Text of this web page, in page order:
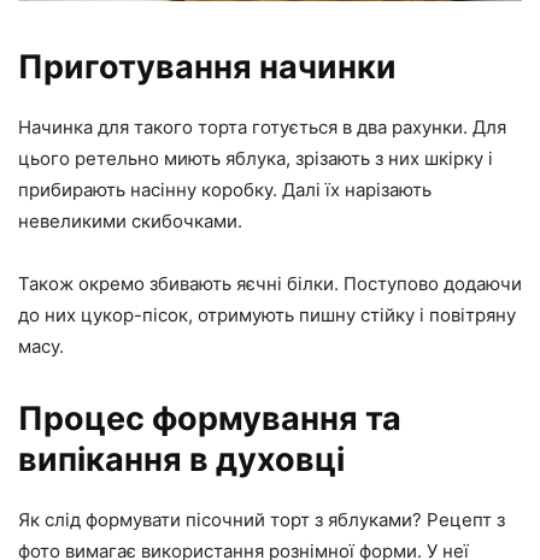
Приготування начинки
Начинка для такого торта готується в два рахунки. Для
цього ретельно миють яблука, зрізають з них шкірку і
прибирають насінну коробку. Далі їх нарізають
невеликими скибочками.
Також окремо збивають яєчні білки. Поступово додаючи
до них цукор-пісок, отримують пишну стійку і повітряну
масу.
Процес формування та
випікання в духовці
Як слід формувати пісочний торт з яблуками? Рецепт з
фото вимагає використання рознімної форми. У неї